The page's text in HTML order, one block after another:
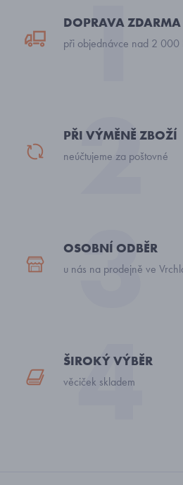
DOPRAVA ZDARMA
při objednávce nad 2 000
PŘI VÝMĚNĚ ZBOŽÍ
neúčtujeme za poštovné
OSOBNÍ ODBĚR
u nás na prodejně ve
ŠIROKÝ VÝBĚR
věciček skladem